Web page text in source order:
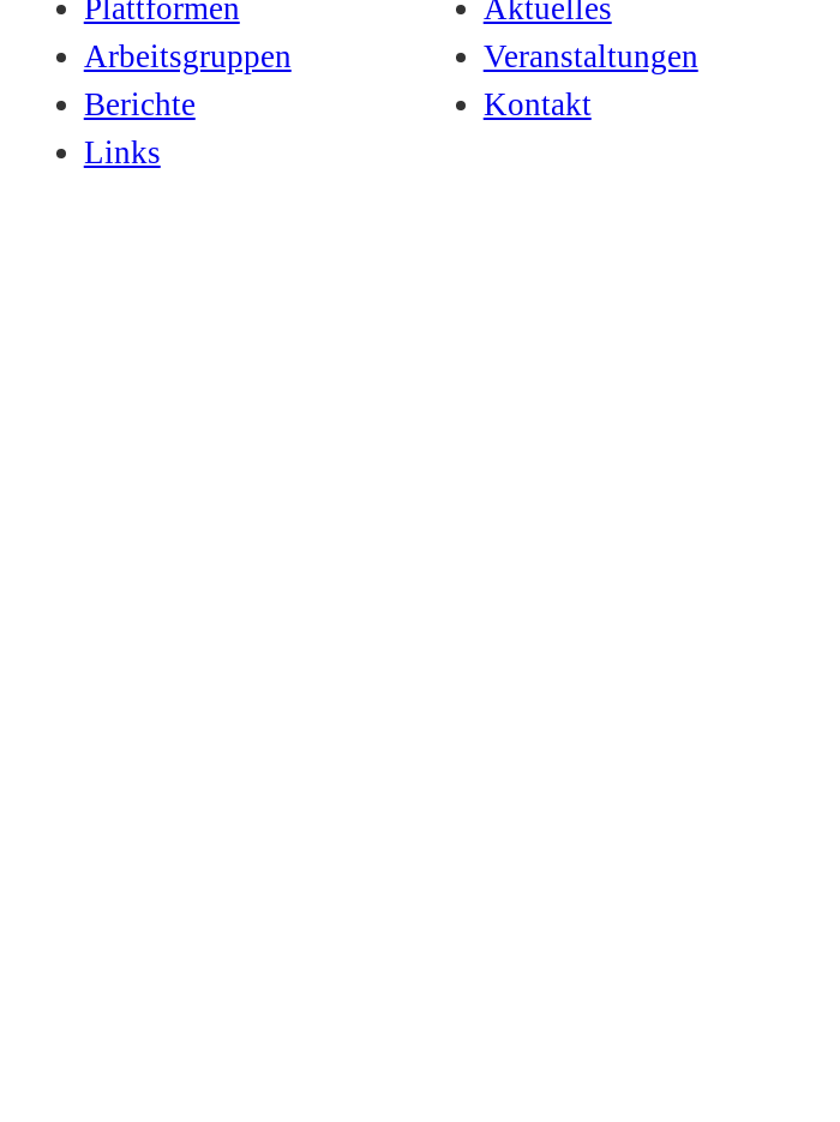
Plattformen
Arbeitsgruppen
Berichte
Links
Aktuelles
Veranstaltungen
Kontakt